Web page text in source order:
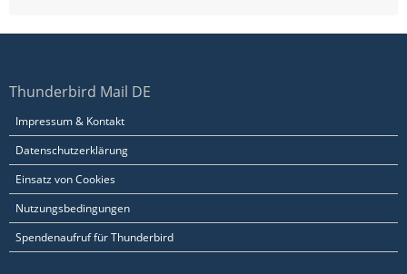
Thunderbird Mail DE
Impressum & Kontakt
Datenschutzerklärung
Einsatz von Cookies
Nutzungsbedingungen
Spendenaufruf für Thunderbird